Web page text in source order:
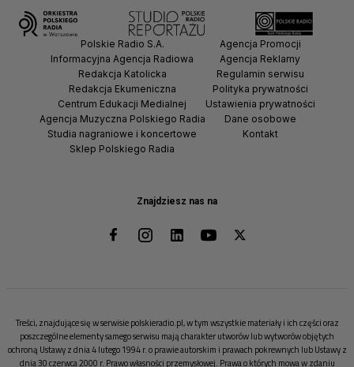
Znajdziesz nas na
Polskie Radio S.A.
Informacyjna Agencja Radiowa
Redakcja Katolicka
Redakcja Ekumeniczna
Centrum Edukacji Medialnej
Agencja Muzyczna Polskiego Radia
Studia nagraniowe i koncertowe
Sklep Polskiego Radia
Agencja Promocji
Agencja Reklamy
Regulamin serwisu
Polityka prywatności
Ustawienia prywatności
Dane osobowe
Kontakt
Treści, znajdujące się w serwisie polskieradio.pl, w tym wszystkie materiały i ich części oraz
poszczególne elementy samego serwisu mają charakter utworów lub wytworów objętych
ochroną Ustawy z dnia 4 lutego 1994 r. o prawie autorskim i prawach pokrewnych lub Ustawy z
dnia 30 czerwca 2000 r. Prawo własności przemysłowej. Prawa o których mowa w zdaniu